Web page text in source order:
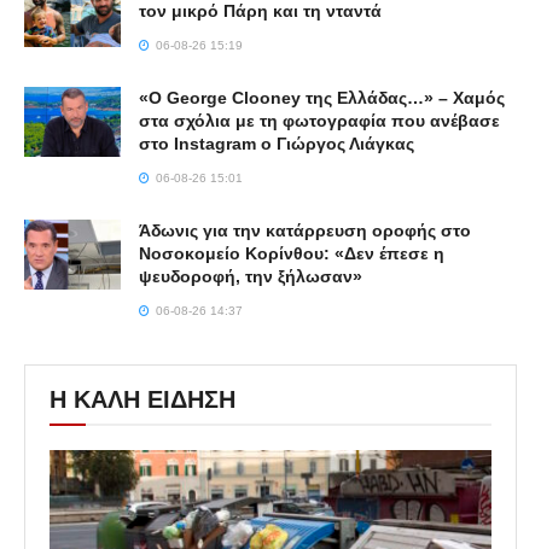
τον μικρό Πάρη και τη νταντά
06-08-26 15:19
«Ο George Clooney της Ελλάδας…» – Χαμός
στα σχόλια με τη φωτογραφία που ανέβασε
στο Instagram ο Γιώργος Λιάγκας
06-08-26 15:01
Άδωνις για την κατάρρευση οροφής στο
Νοσοκομείο Κορίνθου: «Δεν έπεσε η
ψευδοροφή, την ξήλωσαν»
06-08-26 14:37
Η ΚΑΛΗ ΕΙΔΗΣΗ